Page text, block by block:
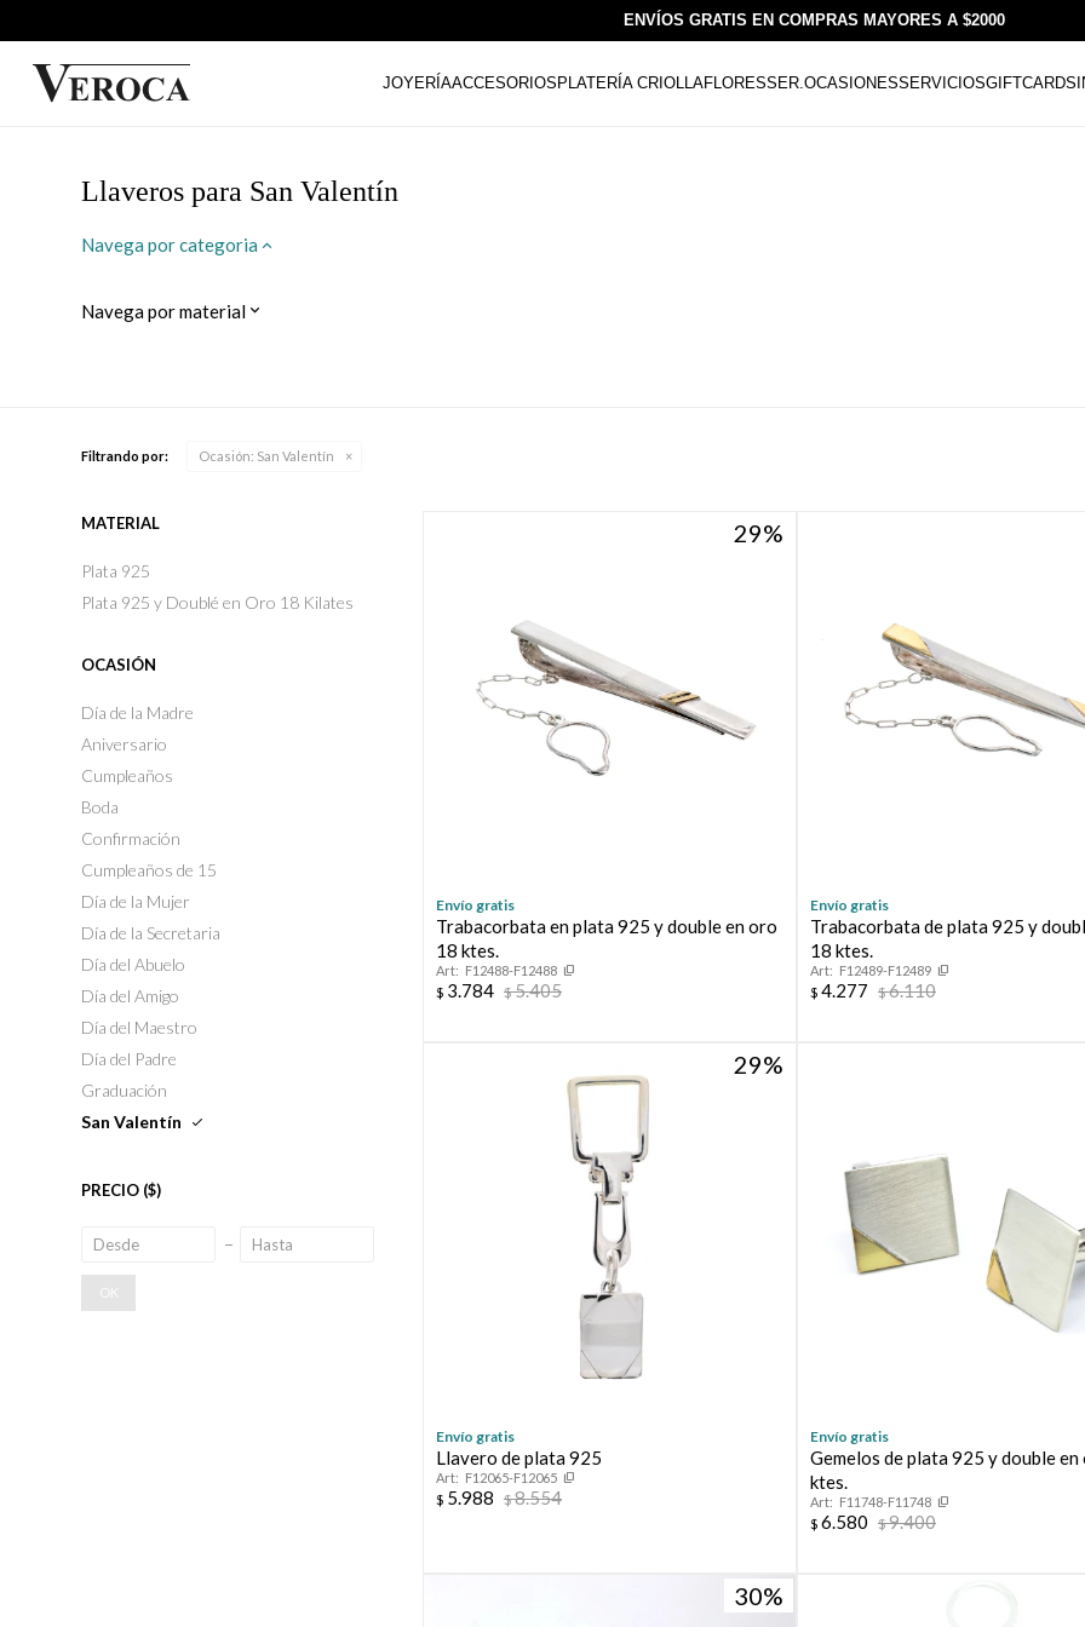
ENVÍOS GRATIS EN COMPRAS MAYORES A $2000
JOYERÍAACCESORIOS PLATERÍA CRIOLLAFLORESSER.OCASIONESSERVICIOSGIFTCARDS
Llaveros para San Valentín
Navega por categoria
Navega por material
Filtrando por: Ocasión: San Valentín
29
Envío gratis
Trabacorbata en plata 925 y double en oro
18 ktes.
F12488-F12488
$ 3.784 $5.405
Envío gratis
Trabacorbata de plata 925 y
18 ktes.
F12489-F12489
$ 4.277 $6.110
29
Envío gratis
Llavero de plata 925
F12065-F12065
$ 5.988 $8.554
Envío gratis
Gemelos de plata 925 y double
ktes.
F11748-F11748
$ 6.580 $9.400
30
MATERIAL
Plata 925
Plata 925 y Doublé en Oro 18 Kilates
OCASIÓN
Día de la Madre
Aniversario
Cumpleaños
Boda
Confirmación
Cumpleaños de 15
Día de la Mujer
Día de la Secretaria
Día del Abuelo
Día del Amigo
Día del Maestro
Día del Padre
Graduación
San Valentín
PRECIO ($)
OK
¡Sumate a la forma más ágil de comprar!
cuotas * ¡Solo con tu cédula!
* sujeto aprobación crediticia.